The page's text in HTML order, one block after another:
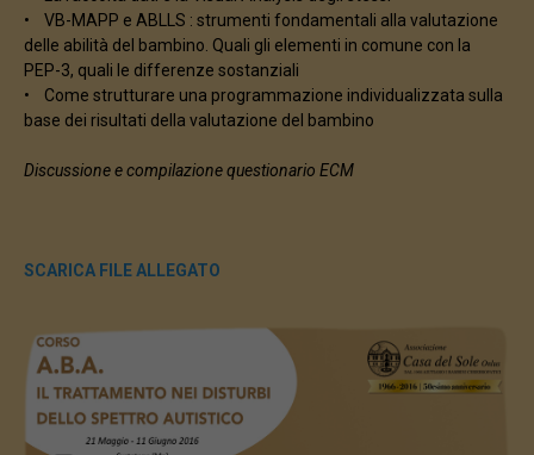
• VB-MAPP e ABLLS : strumenti fondamentali alla valutazione
delle abilità del bambino. Quali gli elementi in comune con la
PEP-3, quali le differenze sostanziali
• Come strutturare una programmazione individualizzata sulla
base dei risultati della valutazione del bambino
Discussione e compilazione questionario ECM
SCARICA FILE ALLEGATO